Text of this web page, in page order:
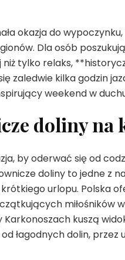
okazja do
Dla osób
tylko relaks,
zaledwie kilka godzin
weekend w
doliny na
by oderwać się od
doliny to jedne z
urlopu. Polska
miłośników
kuszą
łagodnych dolin, przez